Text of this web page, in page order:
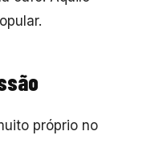
próprio no